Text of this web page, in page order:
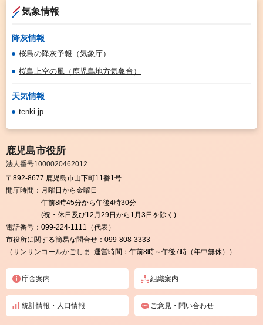
気象情報
降灰情報
桜島の降灰予報（気象庁）
桜島上空の風（鹿児島地方気象台）
天気情報
tenki.jp
鹿児島市役所
法人番号1000020462012
〒892-8677 鹿児島市山下町11番1号
開庁時間： 月曜日から金曜日
午前8時45分から午後4時30分
(祝・休日及び12月29日から1月3日を除く)
電話番号： 099-224-1111（代表）
市役所に関する簡易な問合せ： 099-808-3333
（サンサンコールかごしま 運営時間：午前8時～午後7時（年中無休））
庁舎案内 組織案内
統計情報・人口情報 ご意見・問い合わせ